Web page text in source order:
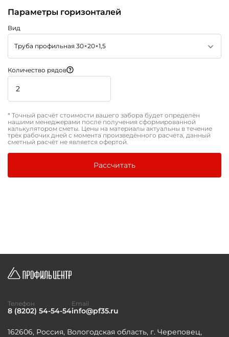
Параметры горизонталей
Вид
Труба профильная 30×20×1,5
Количество рядов
* Точный расчёт стоимости вашего забора будет определён
нашими менеджерами после получения сформированной
калькулятором сметы. Цены на материалы актуальны в течение
трёх рабочих дней с момента произведённого расчёта, данный
сметный расчёт не является офертой.
Рассчитать
162606, Россия, Вологодская область, г. Череповец,
Телефон
8 (8202) 54-54-54
Email
info@pf35.ru